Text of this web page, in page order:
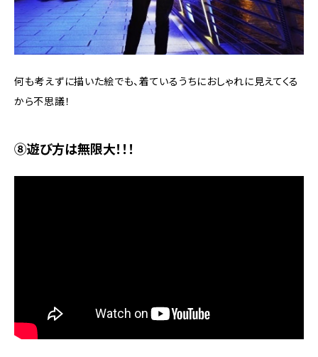
何も考えずに描いた絵でも、着ているうちにおしゃれに見えてくる
から不思議！
⑧遊び方は無限大！！！